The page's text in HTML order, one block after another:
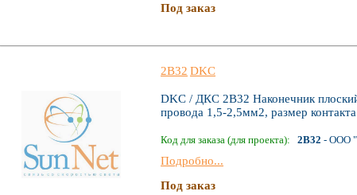
Под заказ
2B32 DKC
DKC / ДКС 2B32 Наконечник
провода 1,5-2,5мм2, размер
Код для заказа (для проекта): 2B32 - ООО
Подробно...
Под заказ